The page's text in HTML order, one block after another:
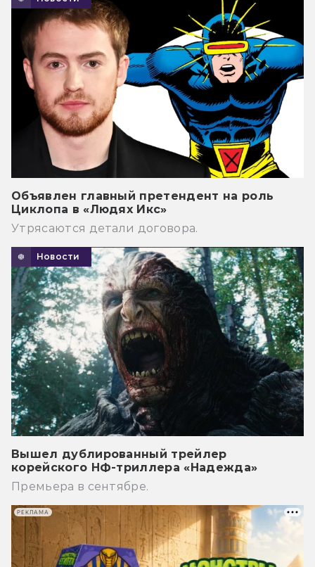
Объявлен главный претендент на роль
Циклопа в «Людях Икс»
Утрясаются детали договора.
Новости
Вышел дублированный трейлер
корейского НФ-триллера «Надежда»
Премьера в сентябре.
РЕКЛАМА